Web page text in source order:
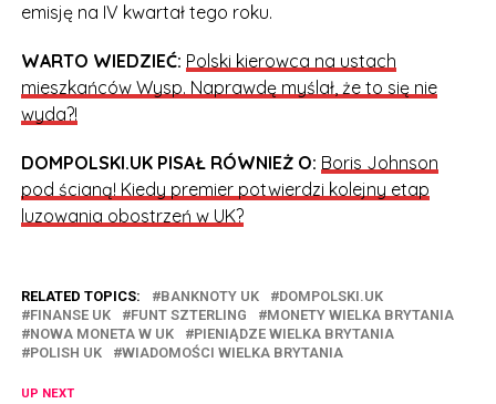
emisję na IV kwartał tego roku.
WARTO WIEDZIEĆ: Polski kierowca na ustach
mieszkańców Wysp. Naprawdę myślał, że to się nie
wyda?!
DOMPOLSKI.UK PISAŁ RÓWNIEŻ O: Boris Johnson
pod ścianą! Kiedy premier potwierdzi kolejny etap
luzowania obostrzeń w UK?
RELATED TOPICS: BANKNOTY UK
DOMPOLSKI.UK
FINANSE UK
FUNT SZTERLING
MONETY WIELKA BRYTANIA
NOWA MONETA W UK
PIENIĄDZE WIELKA BRYTANIA
POLISH UK
WIADOMOŚCI WIELKA BRYTANIA
UP NEXT